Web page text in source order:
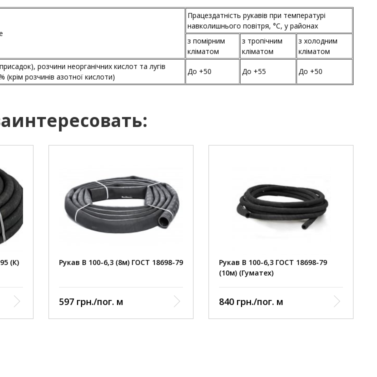
Працездатність рукавів при температурі
навколишнього повітря, °С, у районах
з помірним
кліматом
з тропічним
кліматом
з холодним
кліматом
розчини неорганічних кислот та лугів
(крім розчинів азотної кислоти)
До +50 До +55 До +50
(К)
тканинним
стійким до
та стисканні
впливів та
кислот та лугів
кислоти)
Рукав В 100-6,3 (8м) ГОСТ 18698-79
597 грн./пог. м
Рукав В 100-6,3 ГОСТ 18698-79
(10м) (Гуматех)
Рукав укріплений міцним та еластичним
обплетенням, що робить його стійким до
пошкоджень при розтягуванні та стисканні
Для роботи у якості гнучких трубопроводів
під тиском технічної води
Подача розчинів неорганічних кислот та лугів
концентрацією до 20% (крім азотної кислоти)
840 грн./пог. м